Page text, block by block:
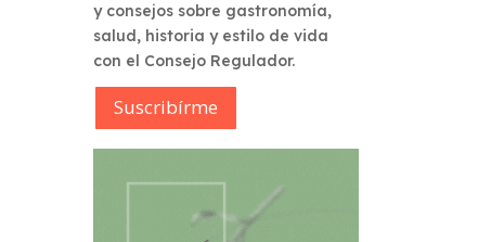
y consejos sobre gastronomía,
salud, historia y estilo de vida
con el Consejo Regulador.
Suscribírme